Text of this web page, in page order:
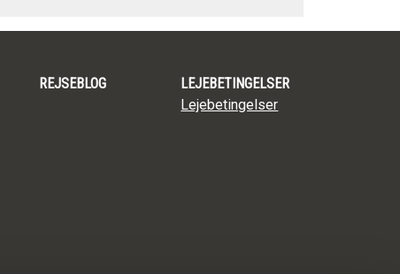
REJSEBLOG
LEJEBETINGELSER
Lejebetingelser